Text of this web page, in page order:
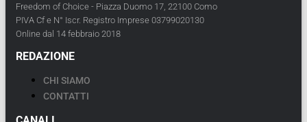
Freedom of Choice - Piazza Duomo 17, 22100 Como
PIVA Cf e N° Iscr. Registro Imprese 03799020130
Online dal 14 febbraio 2018
REDAZIONE
CHI SIAMO
CONTATTI